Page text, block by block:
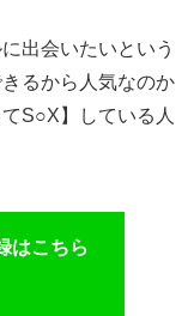
出会いたいという
るから人気なのか
S○X】している人
はこちら